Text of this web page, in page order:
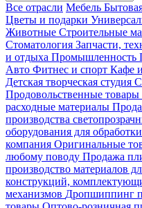
Все отрасли Мебель
Цветы и подарки
Животные Строительные
Стоматология Запчасти,
и отдыха Промышленность
Авто Фитнес и спорт Кафе
Детская творческая студия
Продовольственные товары
расходные материалы
производства
оборудования для
компания Оригинальные
любому поводу Продажа
производство материалов
конструкций,
механизмов Дропшиппинг